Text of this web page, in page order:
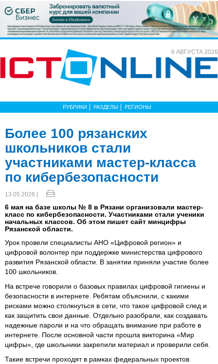
6 АВГУСТА 2026
РУБРИКИ РАЗДЕЛЫ РЕГИОНЫ
Более 100 рязанских
школьников стали
участниками мастер-класса
по кибербезопасности
13.05.2026 |
6 мая на базе школы № 8 в Рязани организовали мастер-
класс по кибербезопасности. Участниками стали ученики
начальных классов. Об этом пишет сайт минцифры
Рязанской области.
Урок провели специалисты АНО «Цифровой регион» и
цифровой волонтер при поддержке министерства цифрового
развития Рязанской области. В занятии приняли участие более
100 школьников.
На встрече говорили о базовых правилах цифровой гигиены и
безопасности в интернете. Ребятам объяснили, с какими
рисками можно столкнуться в сети, что такое цифровой след и
как защитить свои данные. Отдельно разобрали, как создавать
надежные пароли и на что обращать внимание при работе в
интернете. После основной части прошла викторина «Мир
цифры», где школьники закрепили материал и проверили себя.
Такие встречи проходят в рамках федеральных проектов